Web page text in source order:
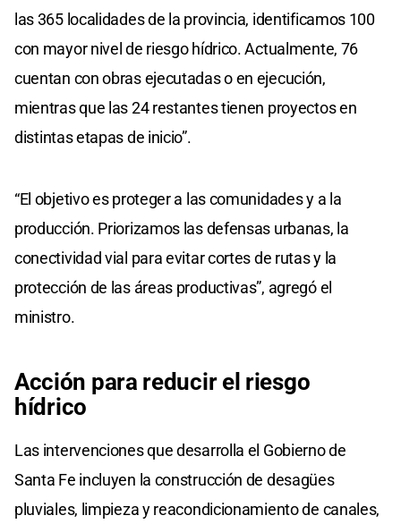
las 365 localidades de la provincia, identificamos 100
con mayor nivel de riesgo hídrico. Actualmente, 76
cuentan con obras ejecutadas o en ejecución,
mientras que las 24 restantes tienen proyectos en
distintas etapas de inicio”.
“El objetivo es proteger a las comunidades y a la
producción. Priorizamos las defensas urbanas, la
conectividad vial para evitar cortes de rutas y la
protección de las áreas productivas”, agregó el
ministro.
Acción para reducir el riesgo
hídrico
Las intervenciones que desarrolla el Gobierno de
Santa Fe incluyen la construcción de desagües
pluviales, limpieza y reacondicionamiento de canales,